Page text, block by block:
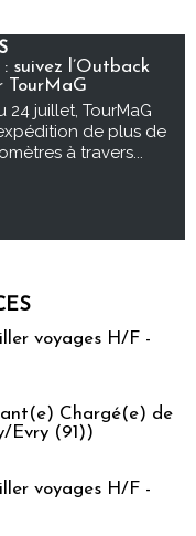
suivez l’Outback
TourMaG
24 juillet, TourMaG
de plus de
à travers...
voyages H/F -
Chargé(e) de
Evry (91))
voyages H/F -